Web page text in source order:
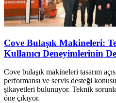
Cove Bulaşık Makineleri:
Kullanıcı Deneyimlerinin
Cove bulaşık makineleri tasarım
performansı ve servis desteği
şikayetleri bulunuyor. Teknik
öne çıkıyor.